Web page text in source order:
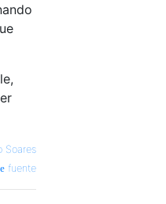
Soares
fuente